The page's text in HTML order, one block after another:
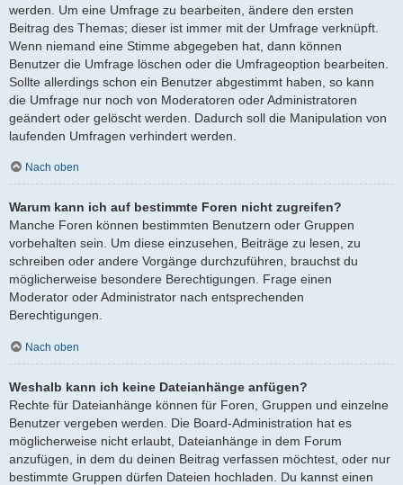
werden. Um eine Umfrage zu bearbeiten, ändere den ersten
Beitrag des Themas; dieser ist immer mit der Umfrage verknüpft.
Wenn niemand eine Stimme abgegeben hat, dann können
Benutzer die Umfrage löschen oder die Umfrageoption bearbeiten.
Sollte allerdings schon ein Benutzer abgestimmt haben, so kann
die Umfrage nur noch von Moderatoren oder Administratoren
geändert oder gelöscht werden. Dadurch soll die Manipulation von
laufenden Umfragen verhindert werden.
Nach oben
Warum kann ich auf bestimmte Foren nicht zugreifen?
Manche Foren können bestimmten Benutzern oder Gruppen
vorbehalten sein. Um diese einzusehen, Beiträge zu lesen, zu
schreiben oder andere Vorgänge durchzuführen, brauchst du
möglicherweise besondere Berechtigungen. Frage einen
Moderator oder Administrator nach entsprechenden
Berechtigungen.
Nach oben
Weshalb kann ich keine Dateianhänge anfügen?
Rechte für Dateianhänge können für Foren, Gruppen und einzelne
Benutzer vergeben werden. Die Board-Administration hat es
möglicherweise nicht erlaubt, Dateianhänge in dem Forum
anzufügen, in dem du deinen Beitrag verfassen möchtest, oder nur
bestimmte Gruppen dürfen Dateien hochladen. Du kannst einen